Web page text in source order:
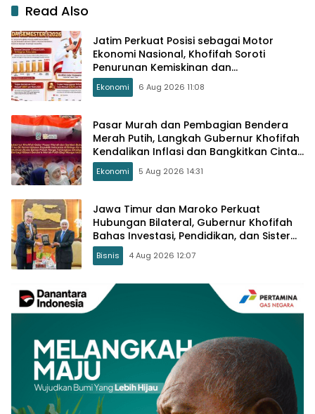
Read Also
Jatim Perkuat Posisi sebagai Motor
Ekonomi Nasional, Khofifah Soroti
Penurunan Kemiskinan dan
Pengangguran
Ekonomi 6 Aug 2026 11:08
Pasar Murah dan Pembagian Bendera
Merah Putih, Langkah Gubernur Khofifah
Kendalikan Inflasi dan Bangkitkan Cinta
Tanah Air
Ekonomi 5 Aug 2026 14:31
Jawa Timur dan Maroko Perkuat
Hubungan Bilateral, Gubernur Khofifah
Bahas Investasi, Pendidikan, dan Sister
Province
Bisnis 4 Aug 2026 12:07